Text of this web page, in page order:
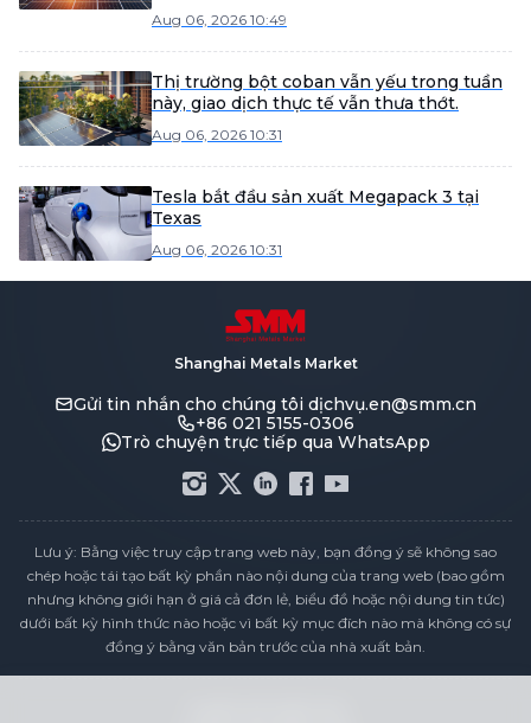
trong nửa cuối năm.
Aug 06, 2026 10:49
Thị trường bột coban vẫn yếu trong tuần
này, giao dịch thực tế vẫn thưa thớt.
Aug 06, 2026 10:31
Tesla bắt đầu sản xuất Megapack 3 tại
Texas
Aug 06, 2026 10:31
Shanghai Metals Market
Gửi tin nhắn cho chúng tôi dịchvụ.en@smm.cn
+86 021 5155-0306
Trò chuyện trực tiếp qua WhatsApp
Lưu ý: Bằng việc truy cập trang web này, bạn đồng ý sẽ không sao
chép hoặc tái tạo bất kỳ phần nào nội dung của trang web (bao gồm
nhưng không giới hạn ở giá cả đơn lẻ, biểu đồ hoặc nội dung tin tức)
dưới bất kỳ hình thức nào hoặc vì bất kỳ mục đích nào mà không có sự
đồng ý bằng văn bản trước của nhà xuất bản.